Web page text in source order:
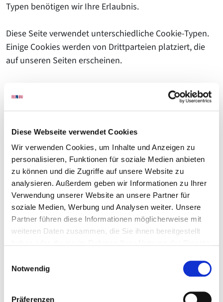
Diese Webseite verwendet Cookies
Wir verwenden Cookies, um Inhalte und Anzeigen zu
personalisieren, Funktionen für soziale Medien anbieten
zu können und die Zugriffe auf unsere Website zu
analysieren. Außerdem geben wir Informationen zu Ihrer
Verwendung unserer Website an unsere Partner für
soziale Medien, Werbung und Analysen weiter. Unsere
Partner führen diese Informationen möglicherweise mit
weiteren Daten zusammen, die Sie ihnen bereitgestellt
Notwendig
Präferenzen
Typen benötigen wir Ihre Erlaubnis.
Diese Seite verwendet unterschiedliche Cookie-Typen.
Einige Cookies werden von Drittparteien platziert, die
auf unseren Seiten erscheinen.
Sie können Ihre Einwilligung jederzeit von der Cookie-
Erklärung auf unserer Website ändern oder widerrufen.
Erfahren Sie in unserer Datenschutzrichtlinie mehr
darüber, wer wir sind, wie Sie uns kontaktieren können
und wie wir personenbezogene Daten verarbeiten.
Bitte geben Sie Ihre Einwilligungs-ID und das Datum an,
wenn Sie uns bezüglich Ihrer Einwilligung kontaktieren.
Ihre Einwilligung trifft auf die folgenden Domains zu:
www.deltabau.de
Einwilligung ändern